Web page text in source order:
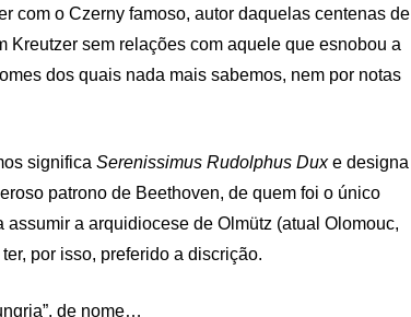
com o Czerny famoso, autor daquelas centenas de
Kreutzer sem relações com aquele que esnobou a
dos quais nada mais sabemos, nem por notas
significa Serenissimus Rudolphus Duxe designa
patrono de Beethoven, de quem foi o único
a arquidiocese de Olmütz (atual Olomouc,
por isso, preferido a discrição.
de nome…